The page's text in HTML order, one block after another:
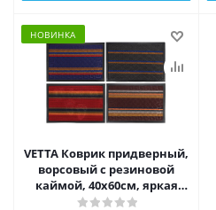
НОВИНКА
VETTA Коврик придверный,
ворсовый с резиновой
каймой, 40x60см, яркая
полоска, 4 дизайна